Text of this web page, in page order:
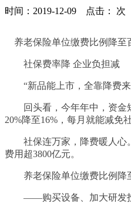
时间：2019-12-09 点击： 次
养老保险单位缴费比例降至
社保费率降 企业负担减
“新品能上市，全靠降费来
回头看，今年年中，资金短
20%降至16%，每月就能减免
社保连万家，降费暖人心。
费用超3800亿元。
养老保险单位缴费比例降至
——购买设备、加大研发投